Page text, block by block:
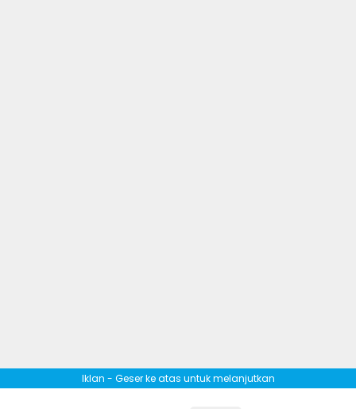
Iklan - Geser ke atas untuk melanjutkan